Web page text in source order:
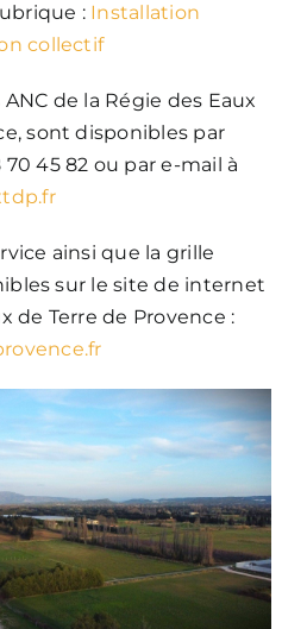
: Installation
collectif
de la Régie des Eaux
sont disponibles par
45 82 ou par e-mail à
ainsi que la grille
sur le site de internet
de Terre de Provence :